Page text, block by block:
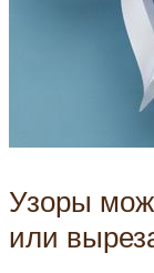
Узоры
или